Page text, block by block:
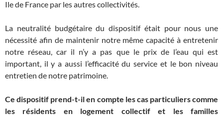
Ile de France par les autres collectivités.
La neutralité budgétaire du dispositif était pour nous une
nécessité afin de maintenir notre même capacité à entretenir
notre réseau, car il n’y a pas que le prix de l’eau qui est
important, il y a aussi l’efficacité du service et le bon niveau
entretien de notre patrimoine.
Ce dispositif prend-t-il en compte les cas particuliers comme
les résidents en logement collectif et les familles